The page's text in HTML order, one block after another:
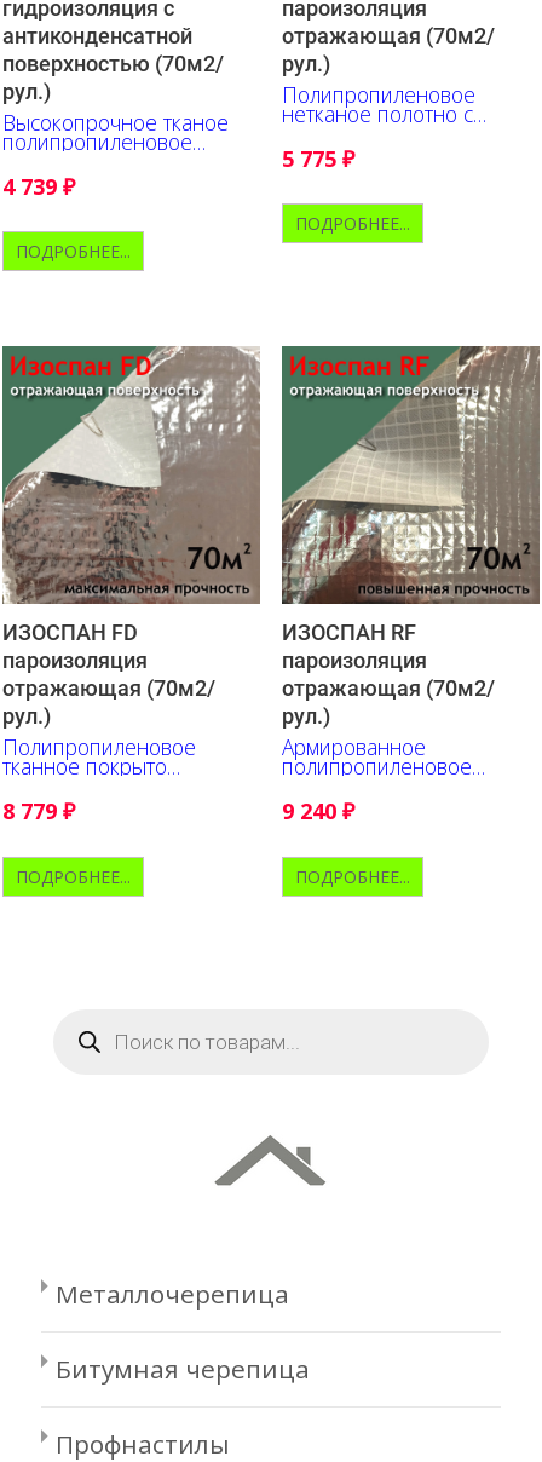
гидроизоляция c
антиконденсатной
поверхностью (70м2/
рул.)
Высокопрочное тканое
полипропиленовое
полотно с
антиконденсатной
поверхностью
4 739 ₽
ПОДРОБНЕЕ...
пароизоляция
отражающая (70м2/
рул.)
Полипропиленовое
нетканое полотно с
полипропиленовой
пленкой
5 775 ₽
ПОДРОБНЕЕ...
ИЗОСПАН FD
пароизоляция
отражающая (70м2/
рул.)
Полипропиленовое
тканное покрыто
металлизированной
полипропиленовой
пленкой
8 779 ₽
ПОДРОБНЕЕ...
ИЗОСПАН RF
пароизоляция
отражающая (70м2/
рул.)
Армированное
полипропиленовое
полотно c
металлизированной
полипропиленовой
9 240 ₽
ПОДРОБНЕЕ...
товаров
Металлочерепица
Битумная черепица
Профнастилы